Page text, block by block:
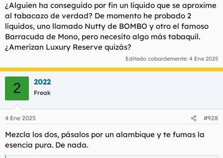
¿Alguien ha conseguido por fin un líquido que se aproxime
al tabacazo de verdad? De momento he probado 2
líquidos, uno llamado Nutty de BOMBO y otro el famoso
Barracuda de Mono, pero necesito algo más tabaquil.
¿Amerizan Luxury Reserve quizás?
Editado cobardemente: 4 Ene 2025
2 2022
Freak
4 Ene 2025 #928
Mezcla los dos, pásalos por un alambique y te fumas la
esencia pura. De nada.